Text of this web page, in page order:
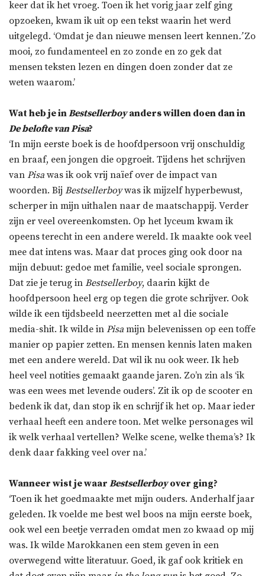
keer dat ik het vroeg. Toen ik het vorig jaar zelf ging
opzoeken, kwam ik uit op een tekst waarin het werd
uitgelegd. ‘Omdat je dan nieuwe mensen leert kennen.’Zo
mooi, zo fundamenteel en zo zonde en zo gek dat
mensen teksten lezen en dingen doen zonder dat ze
weten waarom.’
Wat heb je inBestsellerboyanders willen doen dan in
De belofte van Pisa?
‘In mijn eerste boek is de hoofdpersoon vrij onschuldig
en braaf, een jongen die opgroeit. Tijdens het schrijven
van Pisa was ik ook vrij naïef over de impact van
woorden. Bij Bestsellerboywas ik mijzelf hyperbewust,
scherper in mijn uithalen naar de maatschappij. Verder
zijn er veel overeenkomsten. Op het lyceum kwam ik
opeens terecht in een andere wereld. Ik maakte ook veel
mee dat intens was. Maar dat proces ging ook door na
mijn debuut: gedoe met familie, veel sociale sprongen.
Dat zie je terug in Bestsellerboy, daarin kijkt de
hoofdpersoon heel erg op tegen die grote schrijver. Ook
wilde ik een tijdsbeeld neerzetten met al die sociale
media-shit. Ik wilde in Pisa mijn belevenissen op een toffe
manier op papier zetten. En mensen kennis laten maken
met een andere wereld. Dat wil ik nu ook weer. Ik heb
heel veel notities gemaakt gaande jaren. Zo’n zin als ‘ik
was een wees met levende ouders’. Zit ik op de scooter en
bedenk ik dat, dan stop ik en schrijf ik het op. Maar ieder
verhaal heeft een andere toon. Met welke personages wil
ik welk verhaal vertellen? Welke scene, welke thema’s? Ik
denk daar fakking veel over na.’
Wanneer wist je waar Bestsellerboyover ging?
‘Toen ik het goedmaakte met mijn ouders. Anderhalf jaar
geleden. Ik voelde me best wel boos na mijn eerste boek,
ook wel een beetje verraden omdat men zo kwaad op mij
was. Ik wilde Marokkanen een stem geven in een
overwegend witte literatuur. Goed, ik gaf ook kritiek en